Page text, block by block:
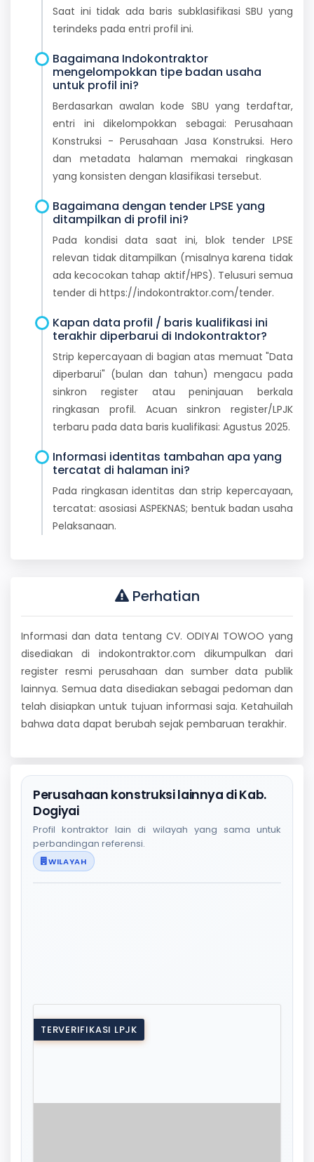
Saat ini tidak ada baris subklasifikasi SBU yang
terindeks pada entri profil ini.
Bagaimana Indokontraktor
mengelompokkan tipe badan usaha
untuk profil ini?
Berdasarkan awalan kode SBU yang terdaftar,
entri ini dikelompokkan sebagai: Perusahaan
Konstruksi - Perusahaan Jasa Konstruksi. Hero
dan metadata halaman memakai ringkasan
yang konsisten dengan klasifikasi tersebut.
Bagaimana dengan tender LPSE yang
ditampilkan di profil ini?
Pada kondisi data saat ini, blok tender LPSE
relevan tidak ditampilkan (misalnya karena tidak
ada kecocokan tahap aktif/HPS). Telusuri semua
tender di https://indokontraktor.com/tender.
Kapan data profil / baris kualifikasi ini
terakhir diperbarui di Indokontraktor?
Strip kepercayaan di bagian atas memuat "Data
diperbarui" (bulan dan tahun) mengacu pada
sinkron register atau peninjauan berkala
ringkasan profil. Acuan sinkron register/LPJK
terbaru pada data baris kualifikasi: Agustus 2025.
Informasi identitas tambahan apa yang
tercatat di halaman ini?
Pada ringkasan identitas dan strip kepercayaan,
tercatat: asosiasi ASPEKNAS; bentuk badan usaha
Pelaksanaan.
Perhatian
Informasi dan data tentang CV. ODIYAI TOWOO yang
disediakan di indokontraktor.com dikumpulkan dari
register resmi perusahaan dan sumber data publik
lainnya. Semua data disediakan sebagai pedoman dan
telah disiapkan untuk tujuan informasi saja. Ketahuilah
bahwa data dapat berubah sejak pembaruan terakhir.
Perusahaan konstruksi lainnya di Kab.
Dogiyai
Profil kontraktor lain di wilayah yang sama untuk
perbandingan referensi.
WILAYAH
TERVERIFIKASI LPJK